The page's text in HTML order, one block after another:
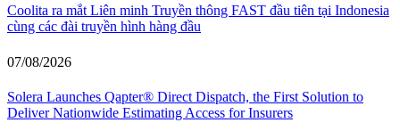
Coolita ra mắt Liên minh Truyền thông FAST đầu tiên tại Indonesia
cùng các đài truyền hình hàng đầu
07/08/2026
Solera Launches Qapter® Direct Dispatch, the First Solution to
Deliver Nationwide Estimating Access for Insurers